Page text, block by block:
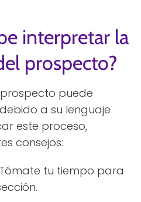
interpretar la
prospecto?
puede
a su lenguaje
este proceso,
consejos:
Tómate tu tiempo para